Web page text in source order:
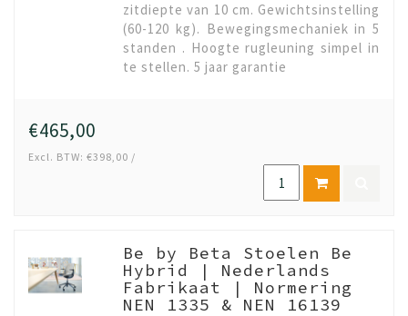
zitdiepte van 10 cm. Gewichtsinstelling
(60-120 kg). Bewegingsmechaniek in 5
standen . Hoogte rugleuning simpel in
te stellen. 5 jaar garantie
€465,00
Excl. BTW: €398,00 /
Be by Beta Stoelen Be
Hybrid | Nederlands
Fabrikaat | Normering
NEN 1335 & NEN 16139